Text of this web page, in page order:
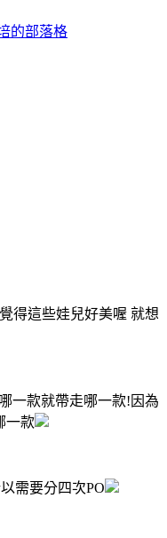
的部落格
得這些娃兒好美喔 就想
一款就帶走哪一款!因為
一款
需要分四次PO